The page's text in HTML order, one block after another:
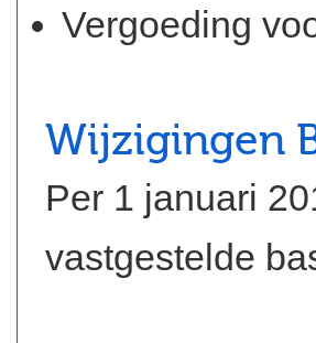
Vergoeding
Wijzigingen
Per 1 januari
vastgestelde